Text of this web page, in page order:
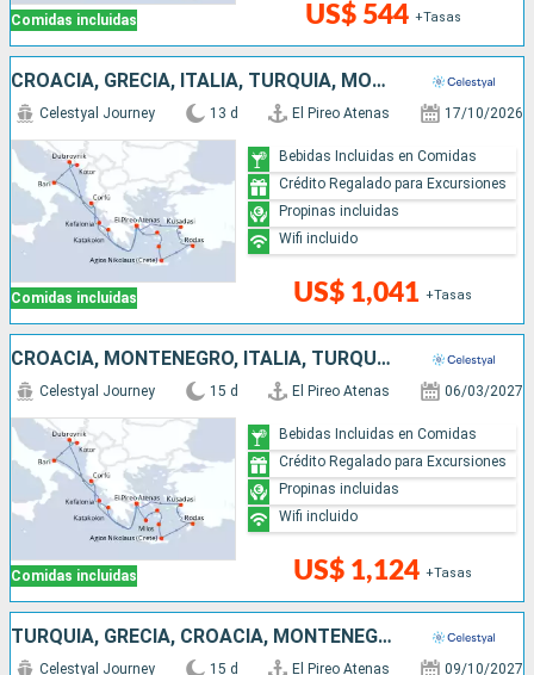
Comidas incluidas US$ 544 +Tasas
CROACIA, GRECIA, ITALIA, TURQUÍA, MONTENEGRO
Comidas incluidas
Celestyal Journey 13 d El Pireo Atenas 17/10/2026
US$ 1,041 +Tasas
Bebidas Incluidas en Comidas
Crédito Regalado para Excursiones
Propinas incluidas
Wifi incluido
CROACIA, MONTENEGRO, ITALIA, TURQUÍA, GRECIA
Comidas incluidas
Celestyal Journey 15 d El Pireo Atenas 06/03/2027
US$ 1,124 +Tasas
Bebidas Incluidas en Comidas
Crédito Regalado para Excursiones
Propinas incluidas
Wifi incluido
TURQUÍA, GRECIA, CROACIA, MONTENEGRO, ITALIA
Celestyal Journey 15 d El Pireo Atenas 09/10/2027